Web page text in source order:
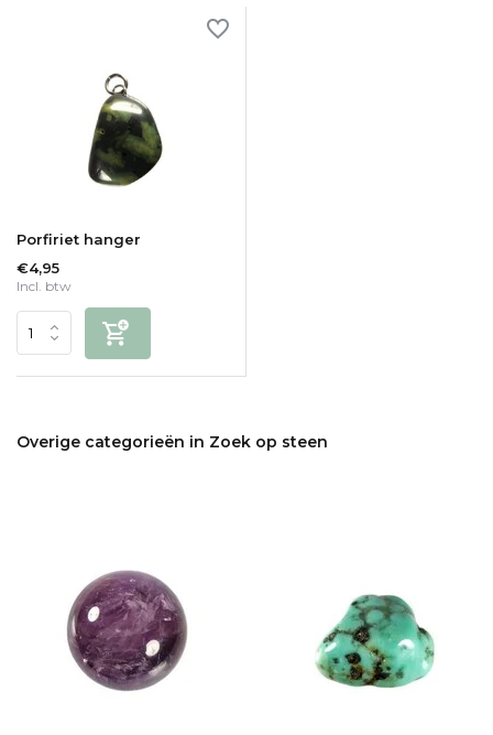
Porfiriet hanger
€4,95
Incl. btw
Overige categorieën in Zoek op steen